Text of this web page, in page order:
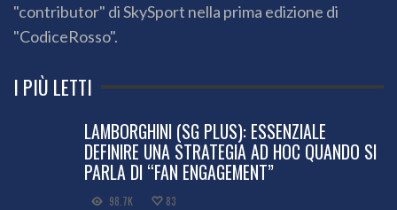
"contributor" di SkySport nella prima edizione di
"CodiceRosso".
I PIÙ LETTI
LAMBORGHINI (SG PLUS): ESSENZIALE
DEFINIRE UNA STRATEGIA AD HOC QUANDO SI
PARLA DI “FAN ENGAGEMENT”
98.7K 83